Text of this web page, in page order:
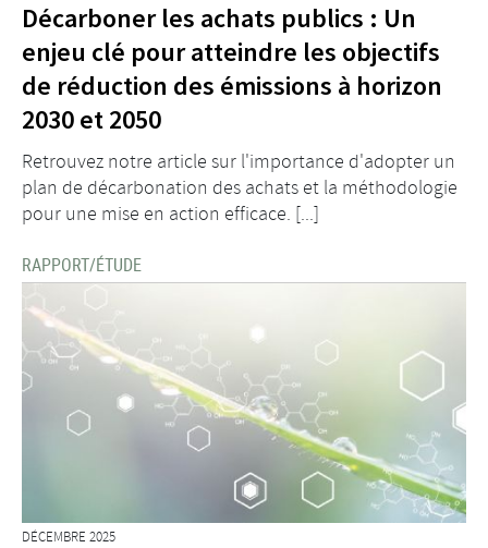
Décarboner les achats publics : Un
enjeu clé pour atteindre les objectifs
de réduction des émissions à horizon
2030 et 2050
Retrouvez notre article sur l'importance d'adopter un
plan de décarbonation des achats et la méthodologie
pour une mise en action efficace. [...]
RAPPORT/ÉTUDE
DÉCEMBRE 2025